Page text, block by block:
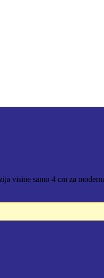
visine samo 4 cm za